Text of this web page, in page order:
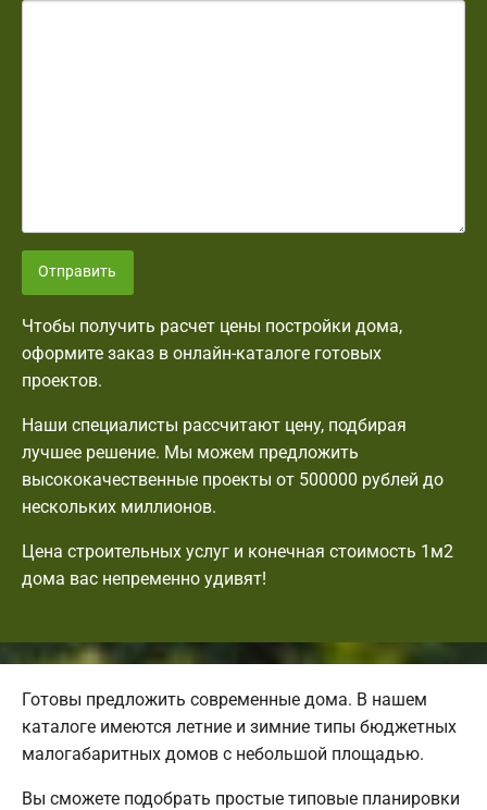
Отправить
Чтобы получить расчет цены постройки дома,
оформите заказ в онлайн-каталоге готовых
проектов.
Наши специалисты рассчитают цену, подбирая
лучшее решение. Мы можем предложить
высококачественные проекты от 500000 рублей до
нескольких миллионов.
Цена строительных услуг и конечная стоимость 1м2
дома вас непременно удивят!
Готовы предложить современные дома. В нашем
каталоге имеются летние и зимние типы бюджетных
малогабаритных домов с небольшой площадью.
Вы сможете подобрать простые типовые планировки